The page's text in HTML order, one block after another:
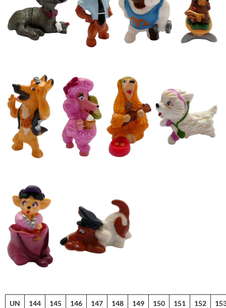
UN 144 145 146 147 148 149 150 151 152